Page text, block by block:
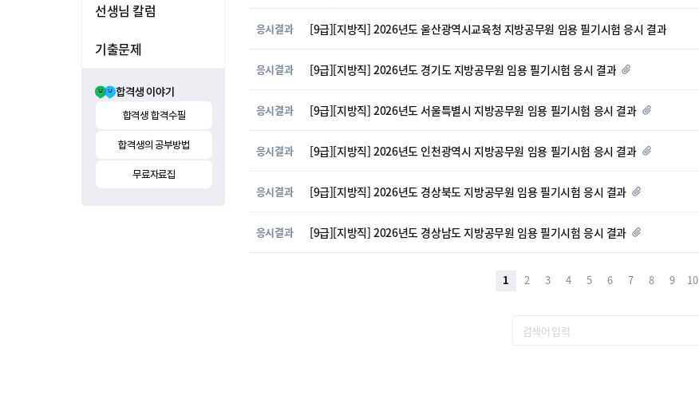
선생님 칼럼
기출문제
합격생 이야기
합격생 합격수필
합격생의 공부방법
무료자료집
응시결과 [9급][지방직] 2026년도 울산광역시교육청 지방공무원 임용 필기시험 응시 결과
응시결과 [9급][지방직] 2026년도 경기도 지방공무원 임용 필기시험 응시 결과
응시결과 [9급][지방직] 2026년도 서울특별시 지방공무원 임용 필기시험 응시 결과
응시결과 [9급][지방직] 2026년도 인천광역시 지방공무원 임용 필기시험 응시 결과
응시결과 [9급][지방직] 2026년도 경상북도 지방공무원 임용 필기시험 응시 결과
응시결과 [9급][지방직] 2026년도 경상남도 지방공무원 임용 필기시험 응시 결과
1 2 3 4 5 6 7 8 9 10